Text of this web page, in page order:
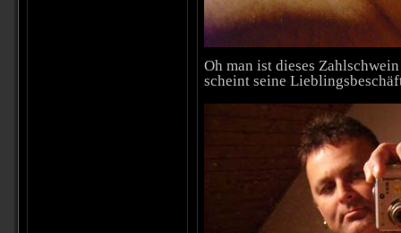
Oh man ist dieses
scheint seine